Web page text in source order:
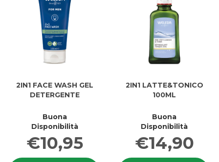
2IN1 FACE WASH GEL
DETERGENTE
Buona
Disponibilità
€10,95
2IN1 LATTE&TONICO
100ML
Buona
Disponibilità
€14,90